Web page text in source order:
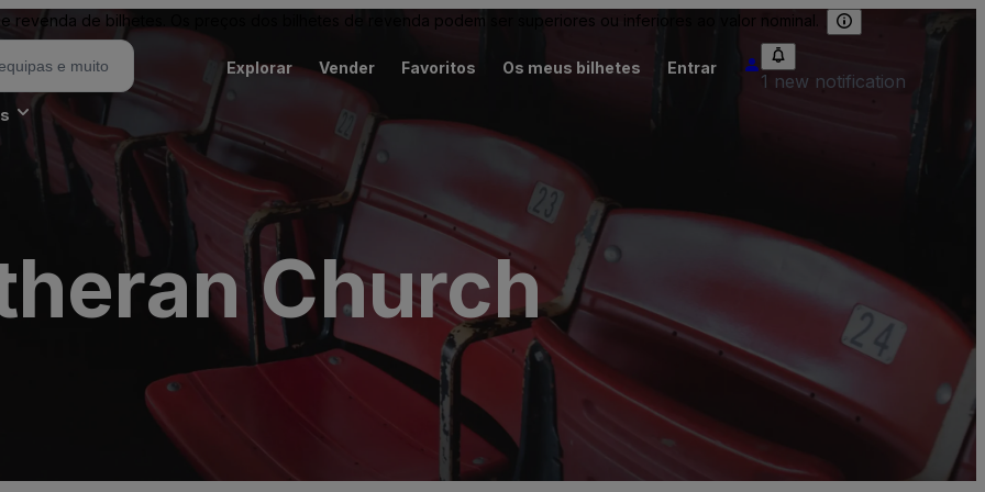
revenda de bilhetes. Os preços dos bilhetes de revenda podem ser superiores ou inferiores ao valor nominal.
Explorar Vender Favoritos Os meus bilhetes Entrar
1 new notification
Church